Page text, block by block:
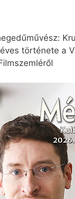
története a